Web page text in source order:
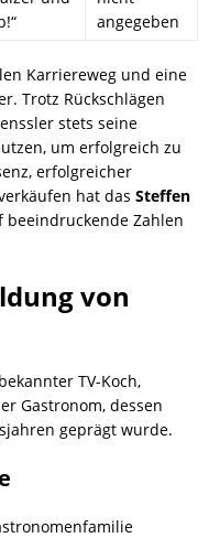
angegeben
Karriereweg und eine
Trotz Rückschlägen
stets seine
um erfolgreich zu
erfolgreicher
hat das Steffen
beeindruckende Zahlen
von
TV-Koch,
Gastronom, dessen
geprägt wurde.